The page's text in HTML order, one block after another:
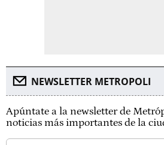
NEWSLETTER METROPOLI
Apúntate a la newsletter de
noticias más importantes de la